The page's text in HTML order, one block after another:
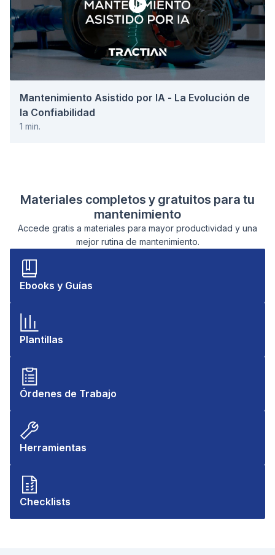
Mantenimiento Asistido por IA - La Evolución de
la Confiabilidad
1 min.
Materiales completos y gratuitos para tu
mantenimiento
Accede gratis a materiales para mayor productividad y una
mejor rutina de mantenimiento.
Ebooks y Guías
Plantillas
Órdenes de Trabajo
Herramientas
Checklists